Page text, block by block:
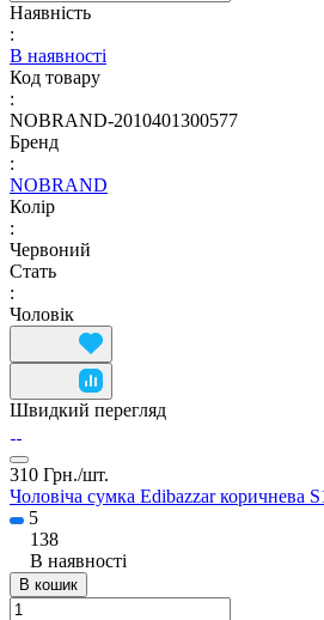
Наявність
:
В наявності
Код товару
:
NOBRAND-2010401300577
Бренд
:
NOBRAND
Колір
:
Червоний
Стать
:
Чоловік
Швидкий перегляд
310 Грн./шт.
Чоловіча сумка Edibazzar коричнева
5
138
В наявності
В кошик